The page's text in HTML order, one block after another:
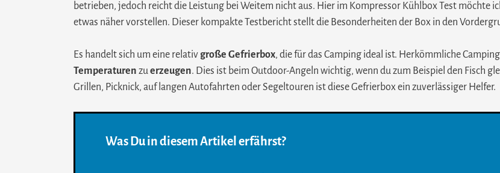
betrieben, jedoch reicht die Leistung bei Weitem nicht aus. Hier im Kompressor Kühlbox Test möchte
etwas näher vorstellen. Dieser kompakte Testbericht stellt die Besonderheiten der Box in den
Es handelt sich um eine relativ große Gefrierbox, die für das Camping ideal ist. Herkömmliche
Temperaturen zuerzeugen. Dies ist beim Outdoor-Angeln wichtig, wenn du zum Beispiel den Fisch
Grillen, Picknick, auf langen Autofahrten oder Segeltouren ist diese Gefrierbox ein zuverlässiger Helfer.
Was Du in diesem Artikel erfährst?